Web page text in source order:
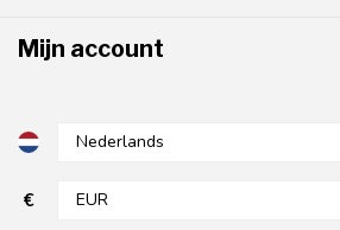
Mijn account
€